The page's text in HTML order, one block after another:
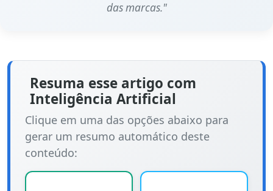
das marcas."
Resuma esse artigo com
Inteligência Artificial
Clique em uma das opções abaixo para
gerar um resumo automático deste
conteúdo: